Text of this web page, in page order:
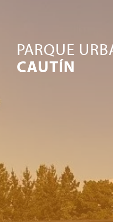
PARQUE
CAUTÍN